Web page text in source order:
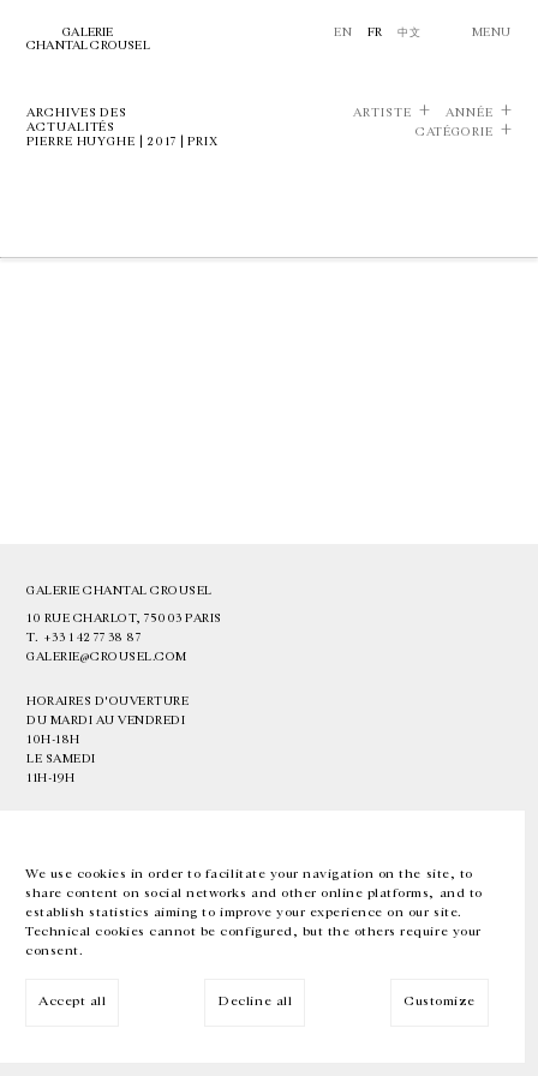
We use cookies in order to facilitate your navigation on the site, to
share content on social networks and other online platforms, and to
establish statistics aiming to improve your experience on our site.
Technical cookies cannot be configured, but the others require your
consent.
Accept all Decline all Customize
GALERIE
CHANTAL CROUSEL
EN FR 中文 MENU
ARCHIVES DES
ACTUALITÉS
PIERRE HUYGHE | 2017 | PRIX
ARTISTE
ANNÉE
CATÉGORIE
GALERIE CHANTAL CROUSEL
10 RUE CHARLOT, 75003 PARIS
T. +33 1 42 77 38 87
GALERIE@CROUSEL.COM
HORAIRES D'OUVERTURE
DU MARDI AU VENDREDI
10H-18H
LE SAMEDI
11H-19H
EN FR 中文 Facebook Instagram
Inscrivez-vous à notre newsletter